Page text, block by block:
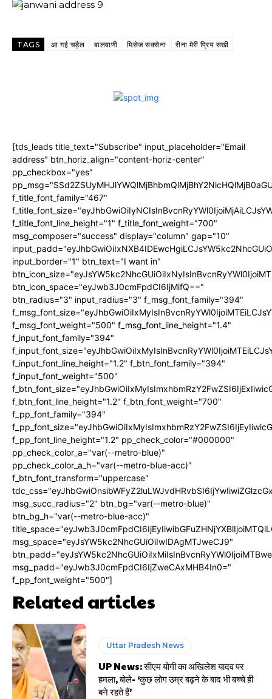
TAGS आ गई चड़ैल बालवाणी मिसेज सक्सेना रीना मेरी प्रिय सखी
[tds_leads title_text="Subscribe" input_placeholder="Email
address" btn_horiz_align="content-horiz-center"
pp_checkbox="yes"
f_title_font_family="467"
f_title_font_line_height="1" f_title_font_weight="700"
msg_composer="success" display="column" gap="10"
input_border="1" btn_text="I want in"
btn_icon_space="eyJwb3J0cmFpdCI6IjMifQ=="
btn_radius="3" input_radius="3" f_msg_font_family="394"
f_msg_font_weight="500" f_msg_font_line_height="1.4"
f_input_font_family="394"
f_input_font_line_height="1.2" f_btn_font_family="394"
f_input_font_weight="500"
f_btn_font_line_height="1.2" f_btn_font_weight="700"
f_pp_font_family="394"
f_pp_font_line_height="1.2" pp_check_color="#000000"
pp_check_color_a="var(--metro-blue)"
pp_check_color_a_h="var(--metro-blue-acc)"
f_btn_font_transform="uppercase"
msg_succ_radius="2" btn_bg="var(--metro-blue)"
btn_bg_h="var(--metro-blue-acc)"
msg_space="eyJsYW5kc2NhcGUiOiIwIDAgMTJweCJ9"
msg_padd="eyJwb3J0cmFpdCI6IjZweCAxMHB4In0="
f_pp_font_weight="500"]
Related articles
Uttar Pradesh News
UP News: सीएम योगी का अखिलेश यादव पर
हमला, बोले- ‘कुछ लोग उम्र बढ़ने के बाद भी बच्चे ही
बने रहते हैं’